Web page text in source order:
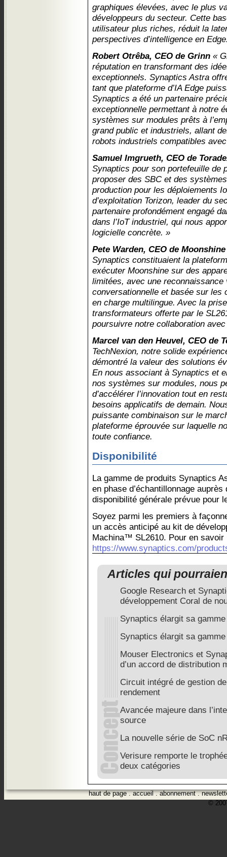
graphiques élevées, avec le plus
développeurs du secteur. Cette
utilisateur plus riches, réduit la
perspectives d’intelligence en
Robert Otrêba, CEO de Grinn «
réputation en transformant des
exceptionnels. Synaptics Astra
tant que plateforme d’IA Edge
Synaptics a été un partenaire
exceptionnelle permettant à notre
systèmes sur modules prêts à
grand public et industriels, allant
robots industriels compatibles avec
Samuel Imgrueth, CEO de
Synaptics pour son portefeuille de
proposer des SBC et des
production pour les déploiements
d’exploitation Torizon, leader du
partenaire profondément engagé
dans l’IoT industriel, qui nous
logicielle concrète. »
Pete Warden, CEO de
Synaptics constituaient la
exécuter Moonshine sur des
limitées, avec une reconnaissance
conversationnelle et basée sur les
en charge multilingue. Avec la
transformateurs offerte par le
poursuivre notre collaboration
Marcel van den Heuvel, CEO de
TechNexion, notre solide
démontré la valeur des solutions
En nous associant à Synaptics et
nos systèmes sur modules, nous
d’accélérer l’innovation tout en
besoins applicatifs de demain.
puissante combinaison sur le
plateforme éprouvée sur laquelle
toute confiance.
Disponibilité
La gamme de produits Synaptics
en phase d’échantillonnage
disponibilité générale prévue pour
Soyez parmi les premiers à
un accès anticipé au kit de
Machina™ SL2610. Pour en
https://www.synaptics.com/
Articles qui
Google Research et
développement Coral de
Synaptics élargit sa
Synaptics élargit sa
Mouser Electronics et
d’un accord de distribution
Circuit intégré de gestion
rendement
Avancée majeure dans
source
La nouvelle série de SoC
Verisure remporte le
deux catégories
haut de page.accueil.abonnement.
©